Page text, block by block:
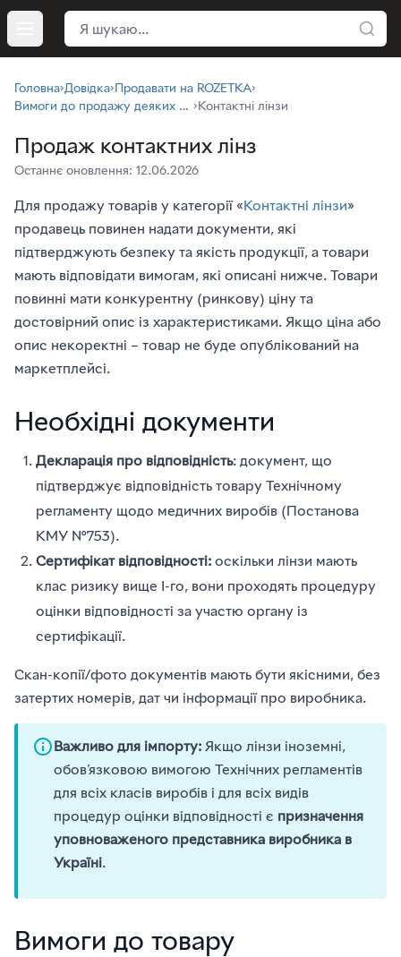
Відкрити меню
Пошук
Головна›Довідка›Продавати на ROZETKA›
Вимоги до продажу деяких категорій товарів ›Контактні лінзи
Продаж контактних лінз
Останнє оновлення: 12.06.2026
Для продажу товарів у категорії «Контактні лінзи»
продавець повинен надати документи, які
підтверджують безпеку та якість продукції, а товари
мають відповідати вимогам, які описані нижче. Товари
повинні мати конкурентну (ринкову) ціну та
достовірний опис із характеристиками. Якщо ціна або
опис некоректні – товар не буде опублікований на
маркетплейсі.
Необхідні документи
Декларація про відповідність: документ, що
підтверджує відповідність товару Технічному
регламенту щодо медичних виробів (Постанова
КМУ №753).
Сертифікат відповідності: оскільки лінзи мають
клас ризику вище I-го, вони проходять процедуру
оцінки відповідності за участю органу із
сертифікації.
Скан-копії/фото документів мають бути якісними, без
затертих номерів, дат чи інформації про виробника.
Важливо для імпорту: Якщо лінзи іноземні,
обов’язковою вимогою Технічних регламентів
для всіх класів виробів і для всіх видів
процедур оцінки відповідності є призначення
уповноваженого представника виробника в
Україні.
Вимоги до товару